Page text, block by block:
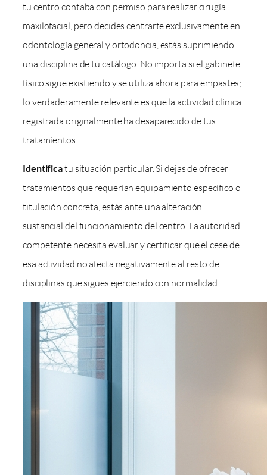
tu centro contaba con permiso para realizar cirugía
maxilofacial, pero decides centrarte exclusivamente en
odontología general y ortodoncia, estás suprimiendo
una disciplina de tu catálogo. No importa si el gabinete
físico sigue existiendo y se utiliza ahora para empastes;
lo verdaderamente relevante es que la actividad clínica
registrada originalmente ha desaparecido de tus
tratamientos.
Identificatu situación particular. Si dejas de ofrecer
tratamientos que requerían equipamiento específico o
titulación concreta, estás ante una alteración
sustancial del funcionamiento del centro. La autoridad
competente necesita evaluar y certificar que el cese de
esa actividad no afecta negativamente al resto de
disciplinas que sigues ejerciendo con normalidad.